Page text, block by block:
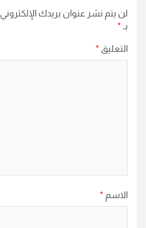
لن يتم نشر عنوان بريدك الإلكتروني.
بـ *
التعليق *
الاسم *